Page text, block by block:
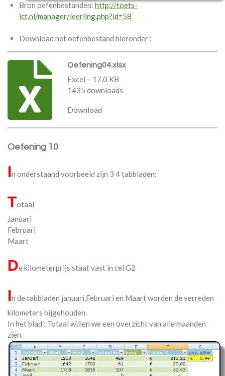
Bron oefenbestanden: http://toets-
ict.nl/manager/leerling.php?id=58
Download het oefenbestand hieronder :
Oefening04.xlsx
Excel – 17,0 KB
1435 downloads
Download
Oefening 10
In onderstaand voorbeeld zijn 3 4 tabbladen:
Totaal
Januari
Februari
Maart
De kilometerprijs staat vast in cel G2
In de tabbladen januari,Februari en Maart worden de verreden
kilometers bijgehouden.
In het blad : Totaal willen we een overzicht van alle maanden
zien.